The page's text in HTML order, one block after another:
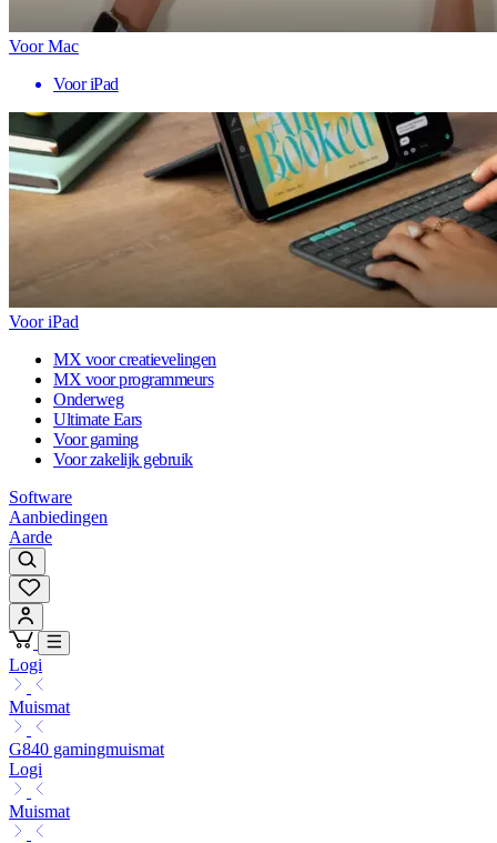
Voor Mac
Voor iPad
Voor iPad
MX voor creatievelingen
MX voor programmeurs
Onderweg
Ultimate Ears
Voor gaming
Voor zakelijk gebruik
Software
Aanbiedingen
Aarde
Logi
Muismat
G840 gamingmuismat
Logi
Muismat